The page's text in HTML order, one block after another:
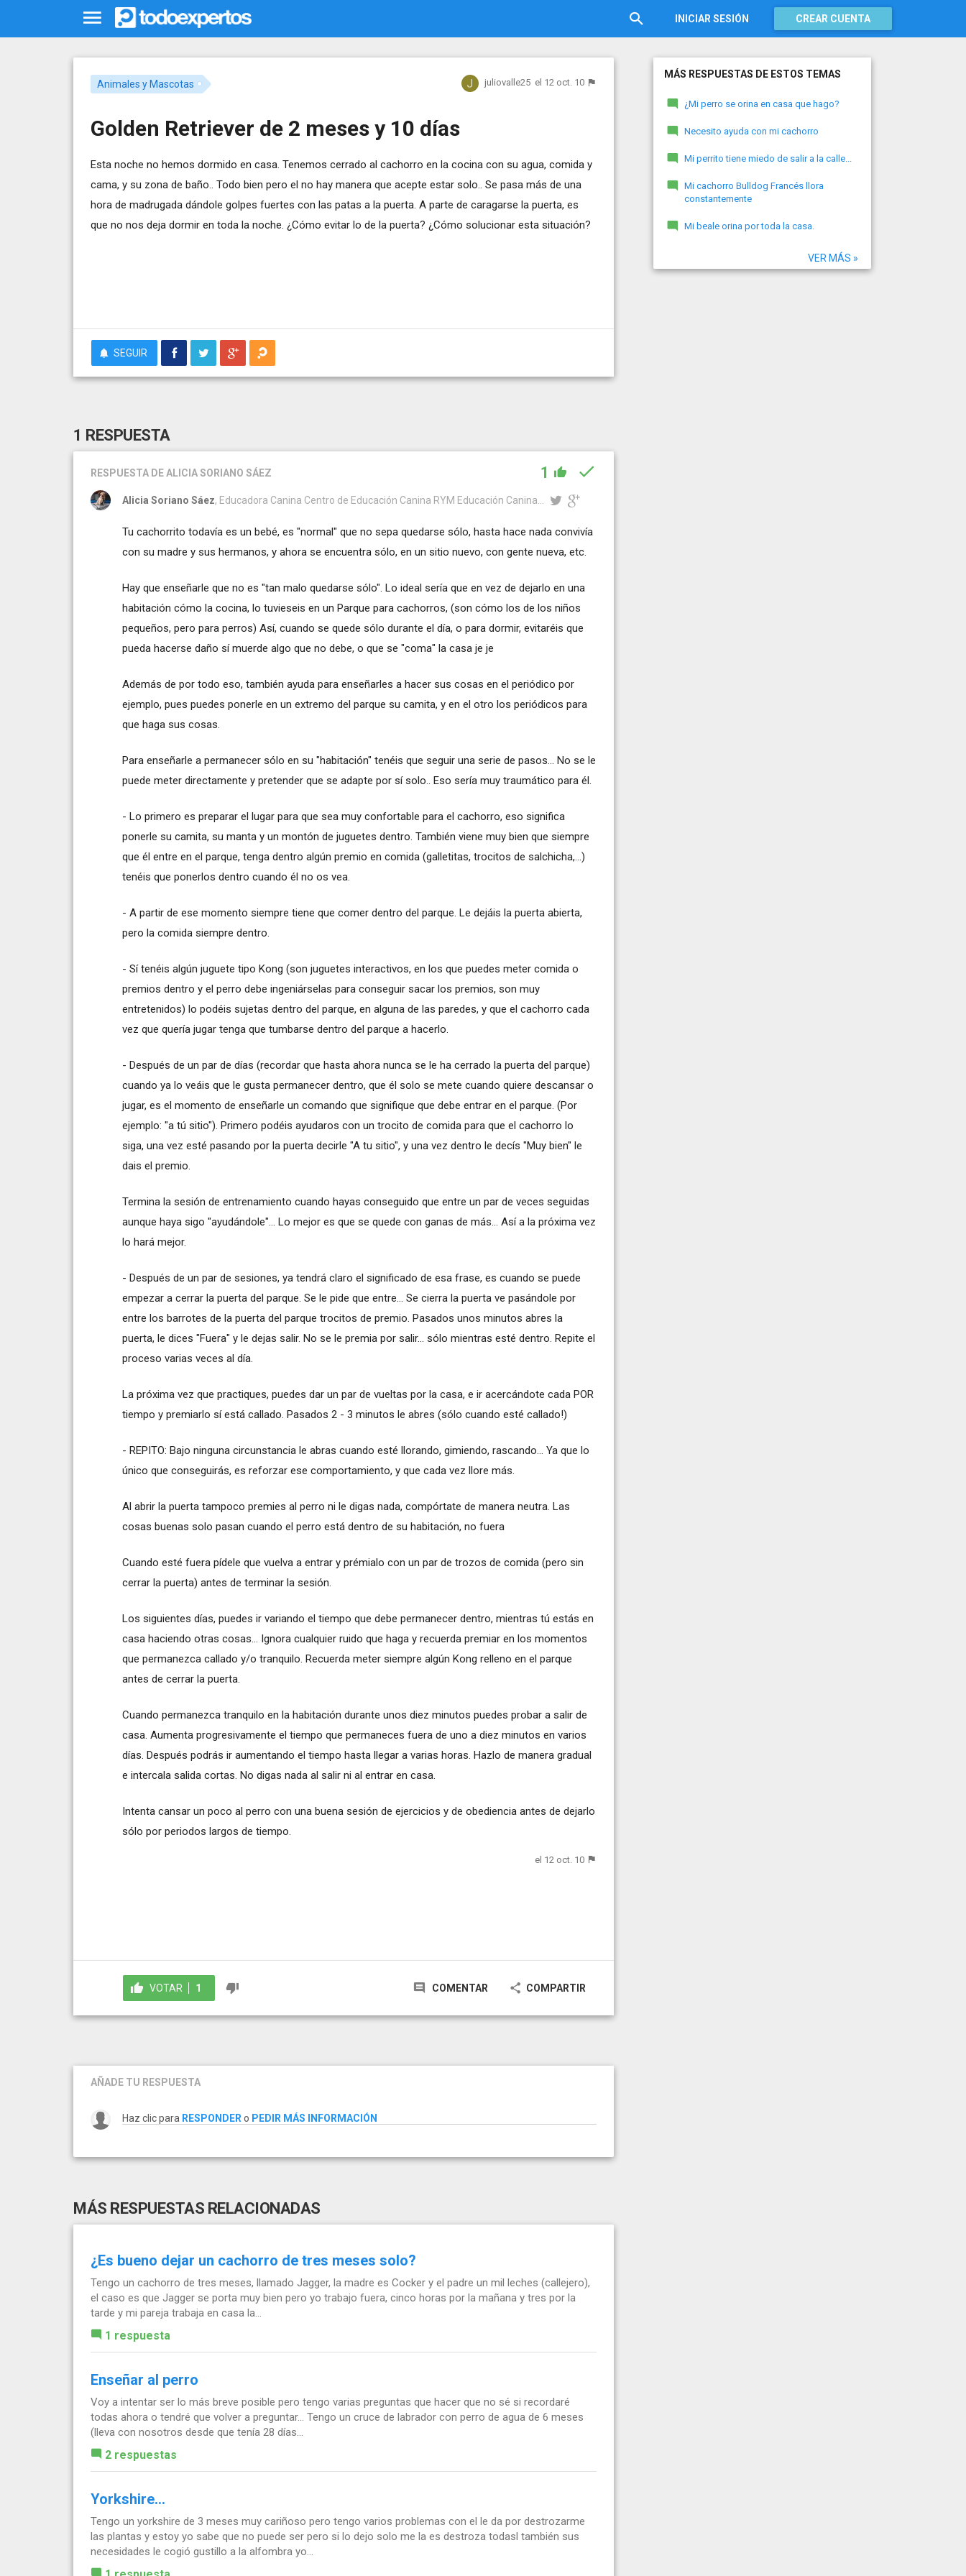
INICIAR SESIÓN CREAR CUENTA
Animales y Mascotas juliovalle25 el 12 oct. 10
Golden Retriever de 2 meses y 10 días
Esta noche no hemos dormido en casa. Tenemos cerrado al cachorro en la cocina con su agua, comida y
cama, y su zona de baño.. Todo bien pero el no hay manera que acepte estar solo.. Se pasa más de una
hora de madrugada dándole golpes fuertes con las patas a la puerta. A parte de caragarse la puerta, es
que no nos deja dormir en toda la noche. ¿Cómo evitar lo de la puerta? ¿Cómo solucionar esta situación?
SEGUIR
1 RESPUESTA
RESPUESTA DE ALICIA SORIANO SÁEZ 1
Alicia Soriano Sáez, Educadora Canina Centro de Educación Canina RYM Educación Canina...
Tu cachorrito todavía es un bebé, es "normal" que no sepa quedarse sólo, hasta hace nada convivía
con su madre y sus hermanos, y ahora se encuentra sólo, en un sitio nuevo, con gente nueva, etc.
Hay que enseñarle que no es "tan malo quedarse sólo". Lo ideal sería que en vez de dejarlo en una
habitación cómo la cocina, lo tuvieseis en un Parque para cachorros, (son cómo los de los niños
pequeños, pero para perros) Así, cuando se quede sólo durante el día, o para dormir, evitaréis que
pueda hacerse daño sí muerde algo que no debe, o que se "coma" la casa je je
Además de por todo eso, también ayuda para enseñarles a hacer sus cosas en el periódico por
ejemplo, pues puedes ponerle en un extremo del parque su camita, y en el otro los periódicos para
que haga sus cosas.
Para enseñarle a permanecer sólo en su "habitación" tenéis que seguir una serie de pasos... No se le
puede meter directamente y pretender que se adapte por sí solo.. Eso sería muy traumático para él.
- Lo primero es preparar el lugar para que sea muy confortable para el cachorro, eso significa
ponerle su camita, su manta y un montón de juguetes dentro. También viene muy bien que siempre
que él entre en el parque, tenga dentro algún premio en comida (galletitas, trocitos de salchicha,...)
tenéis que ponerlos dentro cuando él no os vea.
- A partir de ese momento siempre tiene que comer dentro del parque. Le dejáis la puerta abierta,
pero la comida siempre dentro.
- Sí tenéis algún juguete tipo Kong (son juguetes interactivos, en los que puedes meter comida o
premios dentro y el perro debe ingeniárselas para conseguir sacar los premios, son muy
entretenidos) lo podéis sujetas dentro del parque, en alguna de las paredes, y que el cachorro cada
vez que quería jugar tenga que tumbarse dentro del parque a hacerlo.
- Después de un par de días (recordar que hasta ahora nunca se le ha cerrado la puerta del parque)
cuando ya lo veáis que le gusta permanecer dentro, que él solo se mete cuando quiere descansar o
jugar, es el momento de enseñarle un comando que signifique que debe entrar en el parque. (Por
ejemplo: "a tú sitio"). Primero podéis ayudaros con un trocito de comida para que el cachorro lo
siga, una vez esté pasando por la puerta decirle "A tu sitio", y una vez dentro le decís "Muy bien" le
dais el premio.
Termina la sesión de entrenamiento cuando hayas conseguido que entre un par de veces seguidas
aunque haya sigo "ayudándole"... Lo mejor es que se quede con ganas de más... Así a la próxima vez
lo hará mejor.
- Después de un par de sesiones, ya tendrá claro el significado de esa frase, es cuando se puede
empezar a cerrar la puerta del parque. Se le pide que entre... Se cierra la puerta ve pasándole por
entre los barrotes de la puerta del parque trocitos de premio. Pasados unos minutos abres la
puerta, le dices "Fuera" y le dejas salir. No se le premia por salir... sólo mientras esté dentro. Repite el
proceso varias veces al día.
La próxima vez que practiques, puedes dar un par de vueltas por la casa, e ir acercándote cada POR
tiempo y premiarlo sí está callado. Pasados 2 - 3 minutos le abres (sólo cuando esté callado!)
- REPITO: Bajo ninguna circunstancia le abras cuando esté llorando, gimiendo, rascando... Ya que lo
único que conseguirás, es reforzar ese comportamiento, y que cada vez llore más.
Al abrir la puerta tampoco premies al perro ni le digas nada, compórtate de manera neutra. Las
cosas buenas solo pasan cuando el perro está dentro de su habitación, no fuera
Cuando esté fuera pídele que vuelva a entrar y prémialo con un par de trozos de comida (pero sin
cerrar la puerta) antes de terminar la sesión.
Los siguientes días, puedes ir variando el tiempo que debe permanecer dentro, mientras tú estás en
casa haciendo otras cosas... Ignora cualquier ruido que haga y recuerda premiar en los momentos
que permanezca callado y/o tranquilo. Recuerda meter siempre algún Kong relleno en el parque
antes de cerrar la puerta.
Cuando permanezca tranquilo en la habitación durante unos diez minutos puedes probar a salir de
casa. Aumenta progresivamente el tiempo que permaneces fuera de uno a diez minutos en varios
días. Después podrás ir aumentando el tiempo hasta llegar a varias horas. Hazlo de manera gradual
e intercala salida cortas. No digas nada al salir ni al entrar en casa.
Intenta cansar un poco al perro con una buena sesión de ejercicios y de obediencia antes de dejarlo
sólo por periodos largos de tiempo.
el 12 oct. 10
VOTAR 1 COMENTAR COMPARTIR
AÑADE TU RESPUESTA
Haz clic para RESPONDER o PEDIR MÁS INFORMACIÓN
MÁS RESPUESTAS RELACIONADAS
¿Es bueno dejar un cachorro de tres meses solo?
Tengo un cachorro de tres meses, llamado Jagger, la madre es Cocker y el padre un mil leches (callejero),
el caso es que Jagger se porta muy bien pero yo trabajo fuera, cinco horas por la mañana y tres por la
tarde y mi pareja trabaja en casa la...
1 respuesta
Enseñar al perro
Voy a intentar ser lo más breve posible pero tengo varias preguntas que hacer que no sé si recordaré
todas ahora o tendré que volver a preguntar... Tengo un cruce de labrador con perro de agua de 6 meses
(lleva con nosotros desde que tenía 28 días...
2 respuestas
Yorkshire...
Tengo un yorkshire de 3 meses muy cariñoso pero tengo varios problemas con el le da por destrozarme
las plantas y estoy yo sabe que no puede ser pero si lo dejo solo me la es destroza todasl también sus
necesidades le cogió gustillo a la alfombra yo...
MÁS RESPUESTAS DE ESTOS TEMAS
¿Mi perro se orina en casa que hago?
Necesito ayuda con mi cachorro
Mi perrito tiene miedo de salir a la calle...
Mi cachorro Bulldog Francés llora
constantemente
Mi beale orina por toda la casa.
VER MÁS »